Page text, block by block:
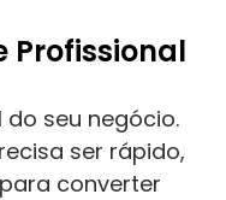
Profissional
do seu negócio.
ser rápido,
converter